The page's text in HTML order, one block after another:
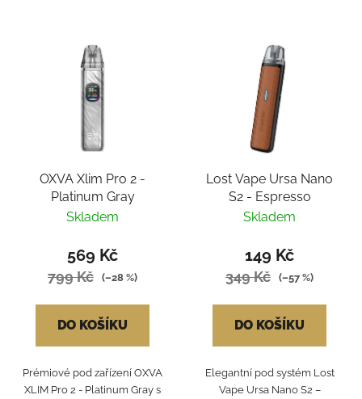
OXVA Xlim Pro 2 -
Platinum Gray
Skladem
569 Kč
799 Kč (–28 %)
DO KOŠÍKU
Prémiové pod zařízení OXVA
XLIM Pro 2 - Platinum Gray s
Lost Vape Ursa Nano
S2 - Espresso
Skladem
149 Kč
349 Kč (–57 %)
DO KOŠÍKU
Elegantní pod systém Lost
Vape Ursa Nano S2 –